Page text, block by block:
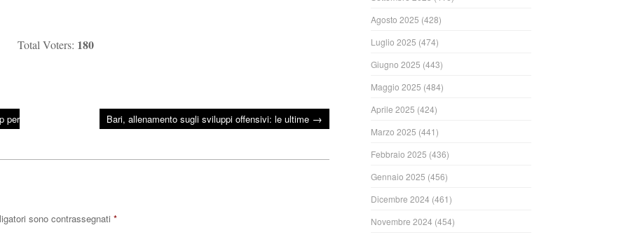
Total Voters: 180
per
Bari, allenamento sugli sviluppi offensivi: le ultime →
sono contrassegnati *
Agosto 2025 (428)
Luglio 2025 (474)
Giugno 2025 (443)
Maggio 2025 (484)
Aprile 2025 (424)
Marzo 2025 (441)
Febbraio 2025 (436)
Gennaio 2025 (456)
Dicembre 2024 (461)
Novembre 2024 (454)